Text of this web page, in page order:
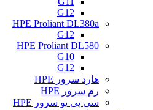
G12
HPE Proliant DL380a
G12
HPE Proliant DL580
G10
G12
هارد سرور HPE
رم سرور HPE
سی پی یو سرور HPE